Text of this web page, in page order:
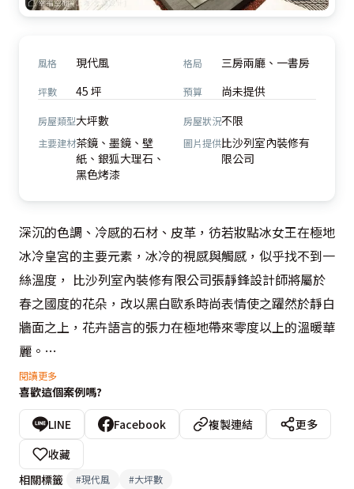
風格 現代風 格局 三房兩廳、一書房
坪數 45 坪 預算 尚未提供
房屋類型大坪數 房屋狀況不限
主要建材茶鏡、墨鏡、壁
紙、銀狐大理石、
黑色烤漆
圖片提供比沙列室內裝修有
限公司
深沉的色調、冷感的石材、皮革，彷若妝點冰女王在極地
冰冷皇宮的主要元素，冰冷的視感與觸感，似乎找不到一
絲溫度， 比沙列室內裝修有限公司張靜鋒設計師將屬於
春之國度的花朵，改以黑白歐系時尚表情使之躍然於靜白
牆面之上，花卉語言的張力在極地帶來零度以上的溫暖華
麗。
延續深色編織門板的低調活潑，設計師在玄關處設計同色
調波紋鞋櫃，懸空的櫃體設計，營造空間的輕盈，並化解
大型櫃體造成的壓迫感，大理石矮階從玄關開始一路延伸
至客廳，並以同材質設計可包覆收納視聽器材的木作抽屜
閱讀更多
喜歡這個案例嗎?
LINE Facebook 複製連結
更多
收藏
相關標籤
#現代風 #大坪數